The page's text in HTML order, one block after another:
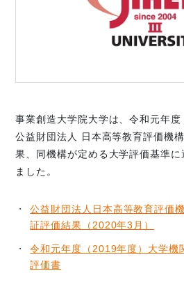
事業創造大学院大学は、令和元年
公益財団法人 日本高等教育評価機
果、同機構が定める大学評価基準
ました。
公益財団法人日本高等教育評価
証評価結果（2020年3月）
令和元年度（2019年度）大学機
評価書